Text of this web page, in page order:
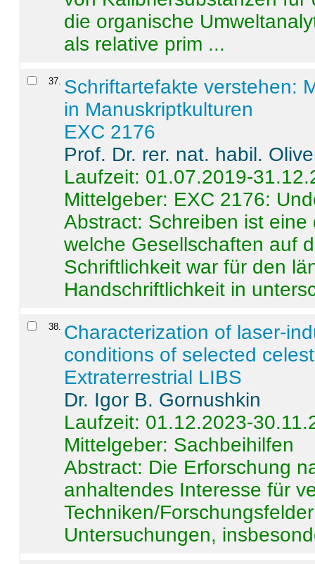
die organische
als relative prim ...
37. Schriftartefakte verstehen:
in Manuskriptkulturen
EXC 2176
Prof. Dr. rer. nat. habil.
Laufzeit: 01.07.2019-
Mittelgeber: EXC 2176:
Abstract: Schreiben ist
welche Gesellschaften auf
Schriftlichkeit war für den
Handschriftlichkeit in
38. Characterization of laser-
conditions of selected
Extraterrestrial LIBS
Dr. Igor B. Gornushkin
Laufzeit: 01.12.2023-
Mittelgeber: Sachbeihilfen
Abstract: Die Erforschung
anhaltendes Interesse für
Techniken/
Untersuchungen,